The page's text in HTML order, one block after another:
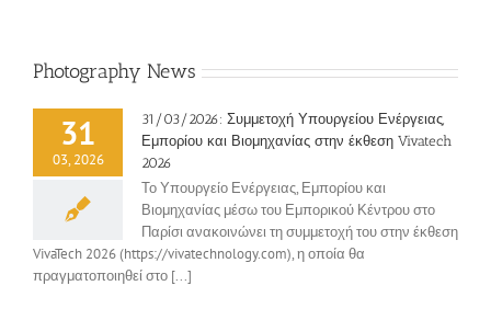
Photography News
31
03, 2026
31/03/2026: Συμμετοχή Υπουργείου Ενέργειας,
Εμπορίου και Βιομηχανίας στην έκθεση Vivatech
2026
Το Υπουργείο Ενέργειας, Εμπορίου και
Βιομηχανίας μέσω του Εμπορικού Κέντρου στο
Παρίσι ανακοινώνει τη συμμετοχή του στην έκθεση
VivaTech 2026 (https://vivatechnology.com), η οποία θα
πραγματοποιηθεί στο [...]